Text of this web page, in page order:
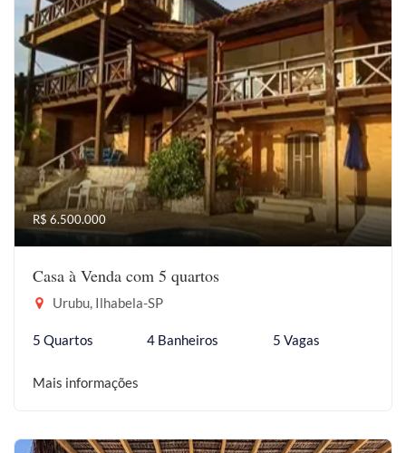
R$ 6.500.000
Casa à Venda com 5 quartos
Urubu, Ilhabela-SP
5 Quartos 4 Banheiros 5 Vagas
Mais informações